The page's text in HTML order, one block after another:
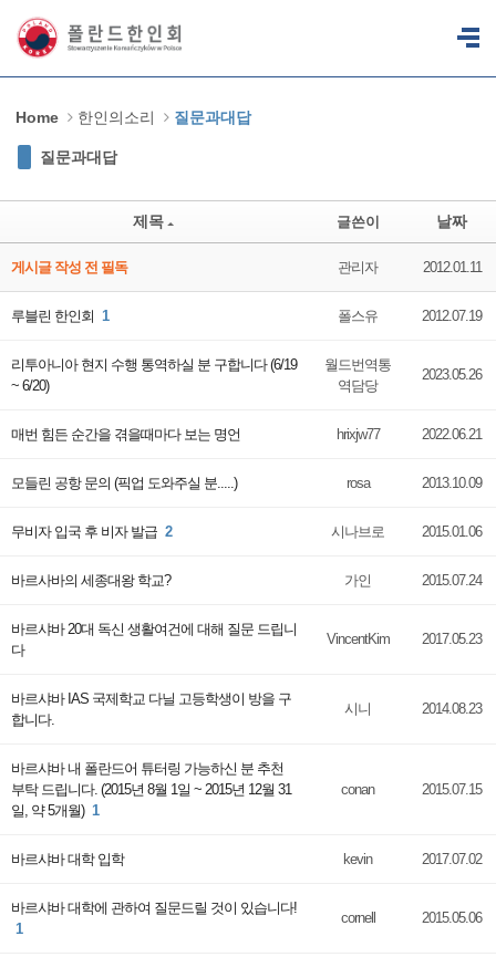
Home 한인의소리 질문과대답
질문과대답
제목 글쓴이 날짜
게시글 작성 전 필독 관리자 2012.01.11
루블린 한인회 1 폴스유 2012.07.19
리투아니아 현지 수행 통역하실 분 구합니다 (6/19
~ 6/20)
월드번역통
역담당
2023.05.26
매번 힘든 순간을 겪을때마다 보는 명언 hrixjw77 2022.06.21
모들린 공항 문의 (픽업 도와주실 분.....) rosa 2013.10.09
무비자 입국 후 비자 발급 2 시나브로 2015.01.06
바르사바의 세종대왕 학교? 가인 2015.07.24
바르샤바 20대 독신 생활여건에 대해 질문 드립니
다
VincentKim 2017.05.23
바르샤바 IAS 국제학교 다닐 고등학생이 방을 구
합니다.
시니 2014.08.23
바르샤바 내 폴란드어 튜터링 가능하신 분 추천
부탁 드립니다. (2015년 8월 1일 ~ 2015년 12월 31
일, 약 5개월) 1
conan 2015.07.15
바르샤바 대학 입학 kevin 2017.07.02
바르샤바 대학에 관하여 질문드릴 것이 있습니다!
1
cornell 2015.05.06